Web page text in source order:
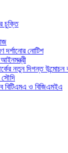
চুক্তি
নোটিশ
নতুন দিগন্ত উন্মোচন
সৌদি
বিটিএমএ ও বিজিএমইএ